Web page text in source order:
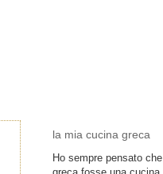
la mia cucina greca
Ho sempre pensato